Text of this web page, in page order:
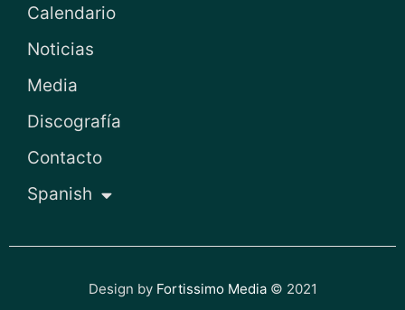
Calendario
Noticias
Media
Discografía
Contacto
Spanish
Design by Fortissimo Media© 2021